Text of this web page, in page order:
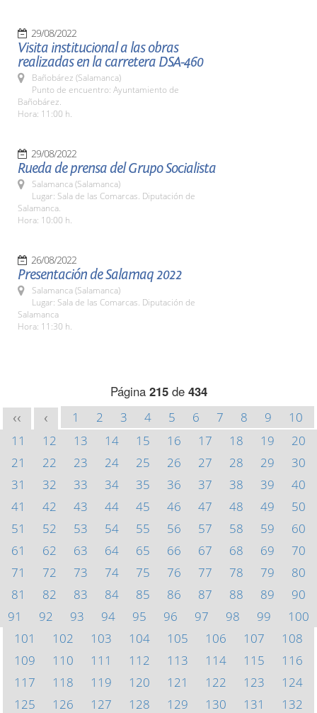
29/08/2022
Visita institucional a las obras
realizadas en la carretera DSA-460
Bañobárez (Salamanca)
Punto de encuentro: Ayuntamiento de
Bañobárez.
Hora: 11:00 h.
29/08/2022
Rueda de prensa del Grupo Socialista
Salamanca (Salamanca)
Lugar: Sala de las Comarcas. Diputación de
Salamanca.
Hora: 10:00 h.
26/08/2022
Presentación de Salamaq 2022
Salamanca (Salamanca)
Lugar: Sala de las Comarcas. Diputación de
Salamanca
Hora: 11:30 h.
Página 215de 434
<< < 1 2 3 4 5 6 7 8 9
10
11
12 13 14 15 16 17 18 19
20
21
22 23 24 25 26 27 28 29
30
31
32 33 34 35 36 37 38 39
40
41
42 43 44 45 46 47 48 49
50
51
52 53 54 55 56 57 58 59
60
61
62 63 64 65 66 67 68 69
70
71
72 73 74 75 76 77 78 79
80
81
82 83 84 85 86 87 88 89
90
91
92 93 94 95 96 97 98 99
100
101
102 103 104 105 106 107
108
109
110 111 112 113 114 115
116
117
118 119 120 121 122 123
124
125
126 127 128 129 130 131
132